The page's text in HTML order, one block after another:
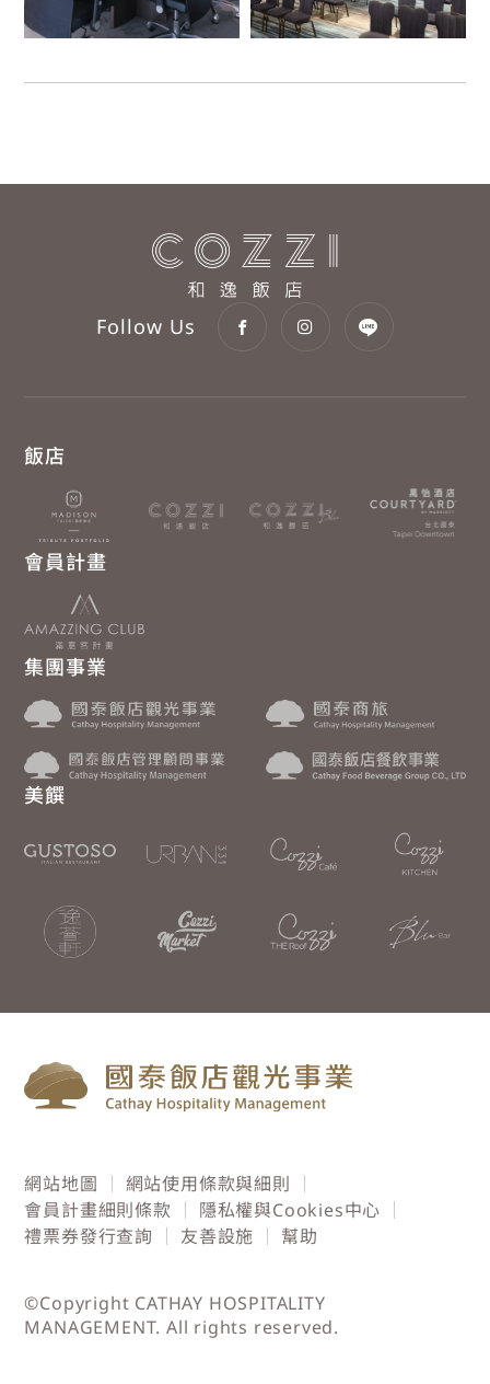
Follow Us
飯店
會員計畫
集團事業
美饌
網站地圖
網站使用條款與細則
會員計畫細則條款
隱私權與Cookies中心
禮票券發行查詢
友善設施 幫助
©Copyright CATHAY HOSPITALITY
MANAGEMENT. All rights reserved.